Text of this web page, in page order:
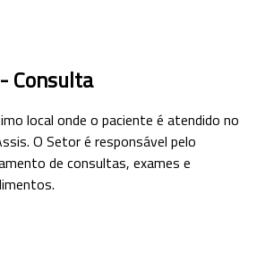
Consulta
local onde o paciente é atendido no
O Setor é responsável pelo
de consultas, exames e